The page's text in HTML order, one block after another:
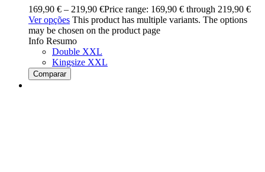
169,90 € – 219,90 €Price range: 169,90 € through 219,90 €
Ver opções This product has multiple variants. The options
may be chosen on the product page
Info Resumo
Double XXL
Kingsize XXL
Comparar